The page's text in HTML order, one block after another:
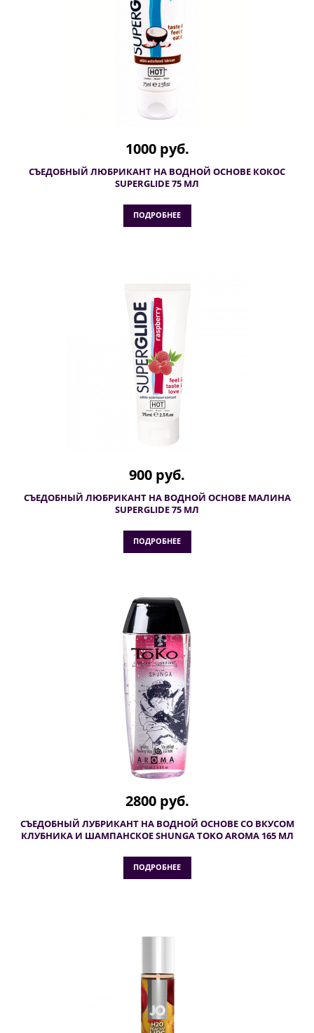
1000 руб.
СЪЕДОБНЫЙ ЛЮБРИКАНТ НА ВОДНОЙ ОСНОВЕ КОКОС
SUPERGLIDE 75 МЛ
ПОДРОБНЕЕ
900 руб.
СЪЕДОБНЫЙ ЛЮБРИКАНТ НА ВОДНОЙ ОСНОВЕ МАЛИНА
SUPERGLIDE 75 МЛ
ПОДРОБНЕЕ
2800 руб.
СЪЕДОБНЫЙ ЛУБРИКАНТ НА ВОДНОЙ ОСНОВЕ СО ВКУСОМ
КЛУБНИКА И ШАМПАНСКОЕ SHUNGA TOKO AROMA 165 МЛ
ПОДРОБНЕЕ